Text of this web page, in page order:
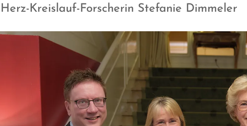
Kreis­lauf-Forsche­rin Stefa­nie Dimmeler